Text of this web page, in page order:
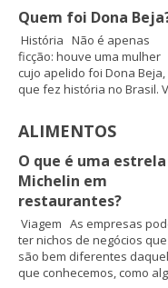
Quem foi Dona
História Não é apenas
ficção: houve uma mulher
cujo apelido foi Dona Beja,
que fez história no Brasil.
ALIMENTOS
O que é uma estrela
Michelin em
restaurantes?
Viagem As empresas
ter nichos de negócios que
são bem diferentes
que conhecemos, como